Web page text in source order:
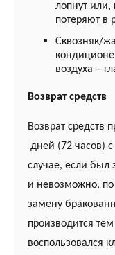
лопнут
потеряют в
Сквозняк/
воздуха –
Возврат средств
Возврат средств
дней (72 часов)
случае, если был
и невозможно, по
замену
производится
воспользовался